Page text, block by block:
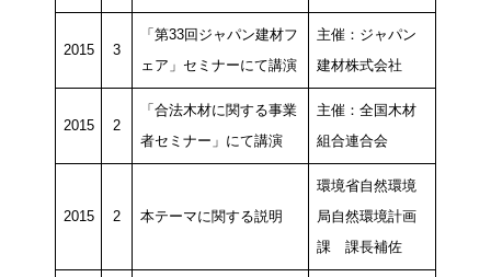
2015 3
「第33回ジャパン建材フ
ェア」セミナーにて講演
主催：ジャパン
建材株式会社
2015 2
「合法木材に関する事業
者セミナー」にて講演
主催：全国木材
組合連合会
2015 2 本テーマに関する説明
環境省自然環境
局自然環境計画
課 課長補佐